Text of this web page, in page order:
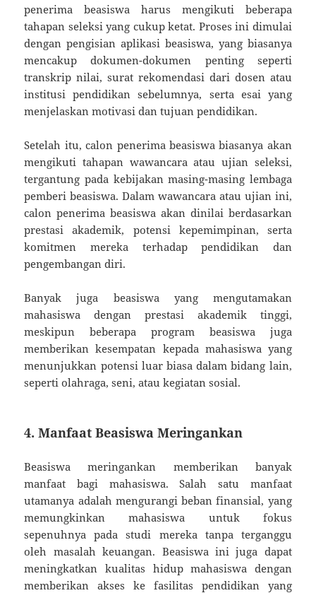
penerima beasiswa harus mengikuti beberapa
tahapan seleksi yang cukup ketat. Proses ini dimulai
dengan pengisian aplikasi beasiswa, yang biasanya
mencakup dokumen-dokumen penting seperti
transkrip nilai, surat rekomendasi dari dosen atau
institusi pendidikan sebelumnya, serta esai yang
menjelaskan motivasi dan tujuan pendidikan.
Setelah itu, calon penerima beasiswa biasanya akan
mengikuti tahapan wawancara atau ujian seleksi,
tergantung pada kebijakan masing-masing lembaga
pemberi beasiswa. Dalam wawancara atau ujian ini,
calon penerima beasiswa akan dinilai berdasarkan
prestasi akademik, potensi kepemimpinan, serta
komitmen mereka terhadap pendidikan dan
pengembangan diri.
Banyak juga beasiswa yang mengutamakan
mahasiswa dengan prestasi akademik tinggi,
meskipun beberapa program beasiswa juga
memberikan kesempatan kepada mahasiswa yang
menunjukkan potensi luar biasa dalam bidang lain,
seperti olahraga, seni, atau kegiatan sosial.
4.Manfaat Beasiswa Meringankan
Beasiswa meringankan memberikan banyak
manfaat bagi mahasiswa. Salah satu manfaat
utamanya adalah mengurangi beban finansial, yang
memungkinkan mahasiswa untuk fokus
sepenuhnya pada studi mereka tanpa terganggu
oleh masalah keuangan. Beasiswa ini juga dapat
meningkatkan kualitas hidup mahasiswa dengan
memberikan akses ke fasilitas pendidikan yang